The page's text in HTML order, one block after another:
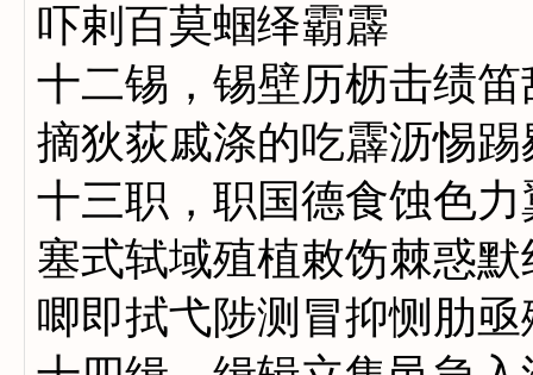
吓剌百莫蝈绎霸霹
十二锡，锡壁历枥击绩
摘狄荻戚涤的吃霹沥惕
十三职，职国德食蚀色
塞式轼域殖植敕饬棘惑
唧即拭弋陟测冒抑恻肋